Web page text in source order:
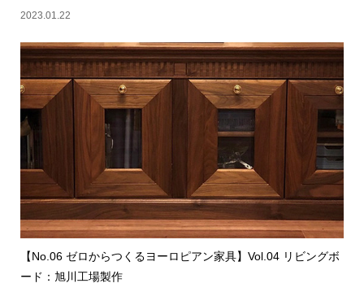
2023.01.22
【No.06 ゼロからつくるヨーロピアン家具】Vol.04 リビングボ
ード：旭川工場製作